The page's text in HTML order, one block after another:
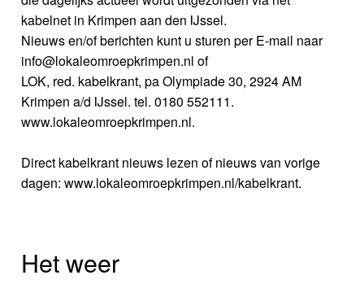
kabelnet in Krimpen aan den IJssel.
Nieuws en/of berichten kunt u sturen per E-mail naar
info@lokaleomroepkrimpen.nl of
LOK, red. kabelkrant, pa Olympiade 30, 2924 AM
Krimpen a/d IJssel. tel. 0180 552111.
www.lokaleomroepkrimpen.nl.
Direct kabelkrant nieuws lezen of nieuws van vorige
dagen: www.lokaleomroepkrimpen.nl/kabelkrant.
Het weer